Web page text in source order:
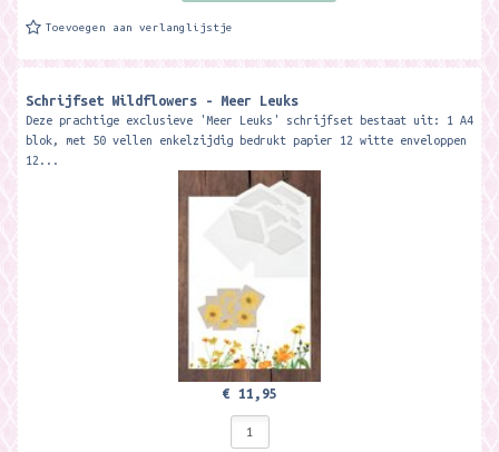
Toevoegen aan verlanglijstje
Schrijfset Wildflowers - Meer Leuks
Deze prachtige exclusieve 'Meer Leuks' schrijfset bestaat uit: 1 A4
blok, met 50 vellen enkelzijdig bedrukt papier 12 witte enveloppen
12...
€ 11,95